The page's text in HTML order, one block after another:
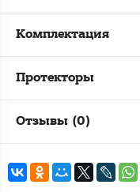
Комплектация
Протекторы
Отзывы (0)